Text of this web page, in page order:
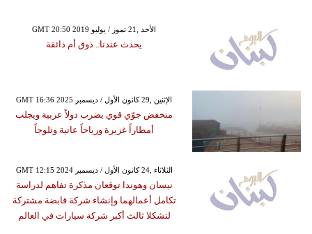
GMT 20:50 2019 الأحد ,21 تموز / يوليو
يحدث عندنا.. ذوق أم ذائقة
GMT 16:36 2025 الإثنين ,29 كانون الأول / ديسمبر
منخفض جوّي قوي يضرب دولاً عربية ويجلب
أمطاراً غزيرة ورياحاً عاتية وثلوجاً
GMT 12:15 2024 الثلاثاء ,24 كانون الأول / ديسمبر
نيسان وهوندا توقعان مذكرة تفاهم لدراسة
تكامل أعمالهما وإنشاء شركة قابضة مشتركة
لتشكلا ثالث أكبر شركة سيارات في العالم